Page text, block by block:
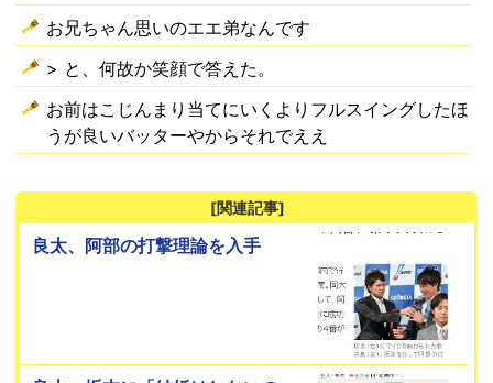
お兄ちゃん思いのエエ弟なんです
> と、何故か笑顔で答えた。
お前はこじんまり当てにいくよりフルスイングしたほ
うが良いバッターやからそれでええ
[関連記事]
良太、阿部の打撃理論を入手